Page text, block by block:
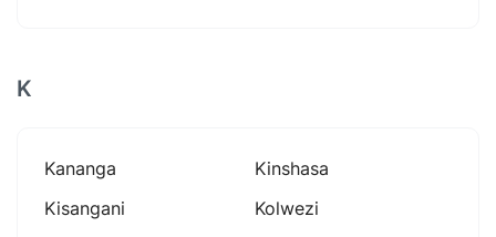
K
Kananga
Kinshasa
Kisangani
Kolwezi